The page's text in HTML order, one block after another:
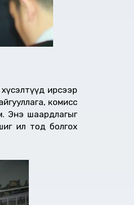
ирсээр
комисс
Энэ шаардлагыг
ил тод болгох